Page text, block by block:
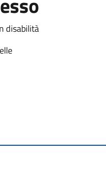
disabilità